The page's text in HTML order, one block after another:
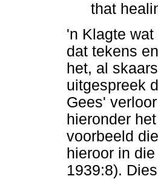
that
'n Klagte
dat tekens
het, al
uitgespreek
Gees'
hieronder
voorbeeld
hieroor in
1939:8).